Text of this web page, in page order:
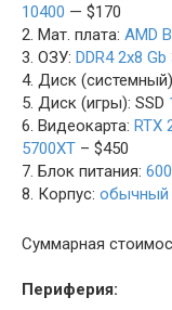
10400 — $170
2. Мат. плата: AMD
3. ОЗУ: DDR4 2х8
4. Диск
5. Диск (игры): SSD
6. Видеокарта: RTX
5700XT – $450
7. Блок питания:
8. Корпус: обычный
Суммарная
Периферия: